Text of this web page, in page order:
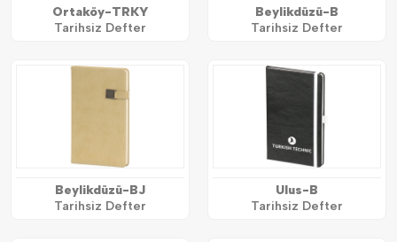
Ortaköy-TRKY
Tarihsiz Defter
Beylikdüzü-B
Tarihsiz Defter
Beylikdüzü-BJ
Tarihsiz Defter
Ulus-B
Tarihsiz Defter